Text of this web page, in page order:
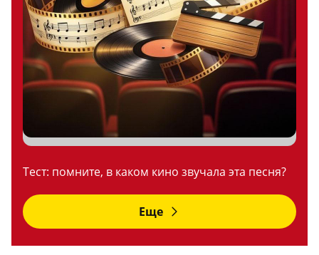
Тест: помните, в каком кино звучала эта песня?
Еще